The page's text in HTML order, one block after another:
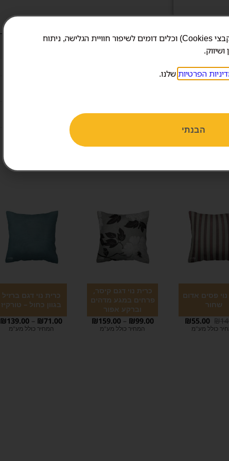
פסים אדום
שחור
₪
₪55.00
כולל מע"מ
כרית נוי דגם קיסר,
פרחים במגע מדהים
וברקע אפור
₪99.00
–
₪159.00
המחיר כולל מע"מ
כרית נוי דגם ברזיל
בגוון כחול – טורקיז
₪71.00
–
₪139.00
המחיר כולל מע"מ
אנחנו משתמשים בעוגיות (קבצי Cookies) וכלים דומים לשיפור חוויית הגלישה, ניתוח
הפרטיות שלנו.
הבנתי